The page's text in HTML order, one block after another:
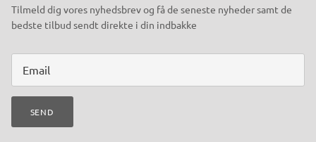
Tilmeld dig vores nyhedsbrev og få de seneste nyheder samt de
bedste tilbud sendt direkte i din indbakke
SEND